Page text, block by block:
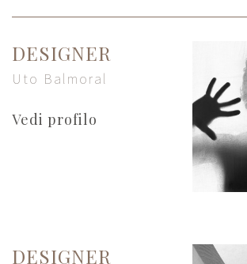
DESIGNER
Uto Balmoral
Vedi profilo
DESIGNER